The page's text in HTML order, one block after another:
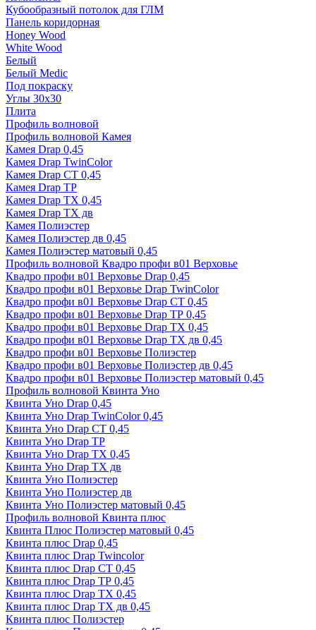
Кубообразный потолок для ГЛМ
Панель коридорная
Honey Wood
White Wood
Белый
Белый Medic
Под покраску
Углы 30х30
Плита
Профиль волновой
Профиль волновой Камея
Камея Drap 0,45
Камея Drap TwinColor
Камея Drap СТ 0,45
Камея Drap ТР
Камея Drap ТХ 0,45
Камея Drap ТХ дв
Камея Полиэстер
Камея Полиэстер дв 0,45
Камея Полиэстер матовый 0,45
Профиль волновой Квадро профи в01 Верховье
Квадро профи в01 Верховье Drap 0,45
Квадро профи в01 Верховье Drap TwinColor
Квадро профи в01 Верховье Drap СТ 0,45
Квадро профи в01 Верховье Drap ТР 0,45
Квадро профи в01 Верховье Drap ТХ 0,45
Квадро профи в01 Верховье Drap ТХ дв 0,45
Квадро профи в01 Верховье Полиэстер
Квадро профи в01 Верховье Полиэстер дв 0,45
Квадро профи в01 Верховье Полиэстер матовый 0,45
Профиль волновой Квинта Уно
Квинта Уно Drap 0,45
Квинта Уно Drap TwinColor 0,45
Квинта Уно Drap СТ 0,45
Квинта Уно Drap ТР
Квинта Уно Drap ТХ 0,45
Квинта Уно Drap ТХ дв
Квинта Уно Полиэстер
Квинта Уно Полиэстер дв
Квинта Уно Полиэстер матовый 0,45
Профиль волновой Квинта плюс
Квинта Плюс Полиэстер матовый 0,45
Квинта плюс Drap 0,45
Квинта плюс Drap Twincolor
Квинта плюс Drap СТ 0,45
Квинта плюс Drap ТР 0,45
Квинта плюс Drap ТХ 0,45
Квинта плюс Drap ТХ дв 0,45
Квинта плюс Полиэстер